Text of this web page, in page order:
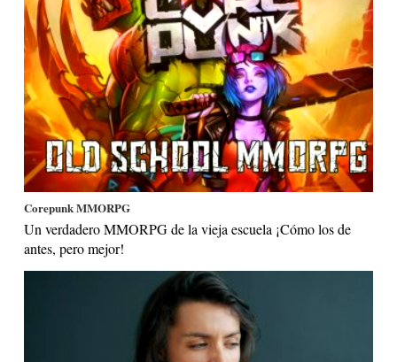
Corepunk MMORPG
Un verdadero MMORPG de la vieja escuela ¡Cómo los de
antes, pero mejor!